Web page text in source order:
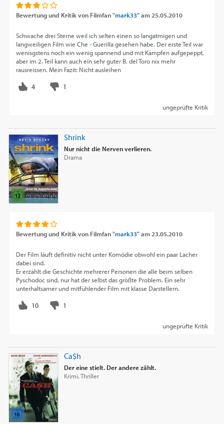
Bewertung und Kritik von Filmfan "mark33"am 25.05.2010
Schwache drei Sterne weil ich selten einen so langatmigen und
langweiligen Film wie Che - Guerilla gesehen habe. Der erste Teil war
wenisgstens noch ein wenig spannend und mit Kämpfen aufgepeppt,
aber im 2. Teil kann auch ein sehr guter B. del Toro nix mehr
rausreissen. Mein Fazit: Nicht ausleihen
ungeprüfte Kritik
Shrink
Nur nicht die Nerven verlieren.
Drama
Bewertung und Kritik von Filmfan "mark33"am 23.05.2010
Der Film läuft definitiv nicht unter Komödie obwohl ein paar Lacher
dabei sind.
Er erzählt die Geschichte mehrerer Personen die alle beim selben
Pyschodoc sind, nur hat der selbst das größte Problem. Ein sehr
unterhaltsamer und mitfühlender Film mit klasse Darstellern.
ungeprüfte Kritik
Ca$h
Der eine stielt. Der andere zählt.
Krimi, Thriller